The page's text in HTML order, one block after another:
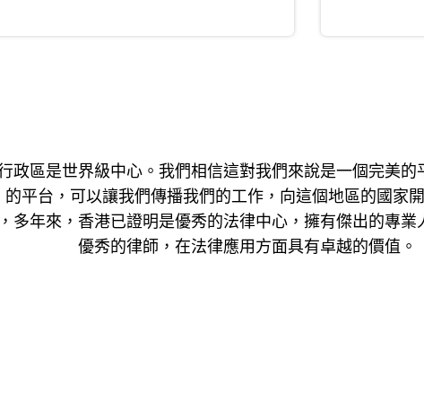
政區是世界級中心。我們相信這對我們來說是一個完美的
的平台，可以讓我們傳播我們的工作，向這個地區的國家
多年來，香港已證明是優秀的法律中心，擁有傑出的專業
優秀的律師，在法律應用方面具有卓越的價值。